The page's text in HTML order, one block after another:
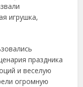
игрушка,
праздника
и веселую
огромную